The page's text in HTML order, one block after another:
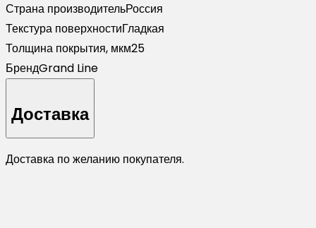
Страна производительРоссия
Текстура поверхностиГладкая
Толщина покрытия, мкм25
БрендGrand Line
Доставка
Доставка по желанию покупателя.